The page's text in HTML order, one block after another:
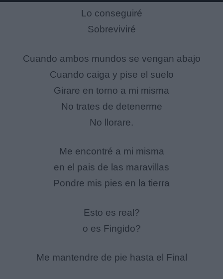
Lo conseguiré
Sobreviviré
Cuando ambos mundos se vengan abajo
Cuando caiga y pise el suelo
Girare en torno a mi misma
No trates de detenerme
No llorare.
Me encontré a mi misma
en el pais de las maravillas
Pondre mis pies en la tierra
Esto es real?
o es Fingido?
Me mantendre de pie hasta el Final